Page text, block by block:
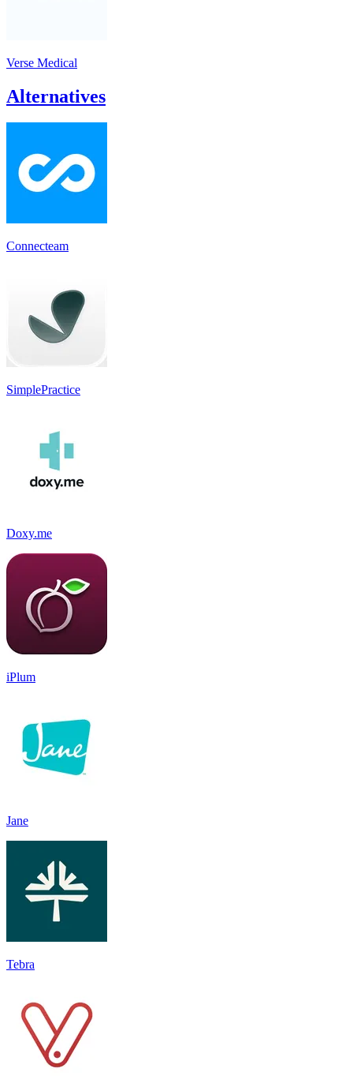
Verse Medical
Alternatives
Connecteam
SimplePractice
Doxy.me
iPlum
Jane
Tebra